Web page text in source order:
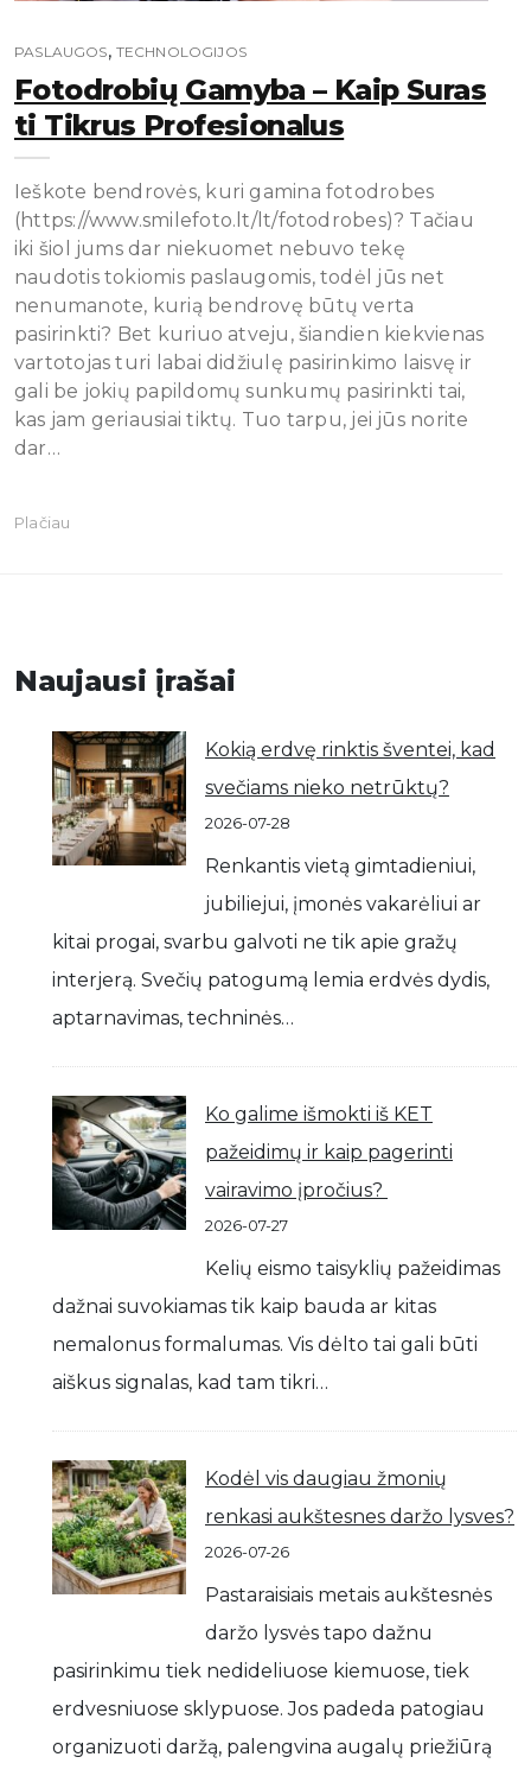
PASLAUGOS, TECHNOLOGIJOS
Fotodrobių Gamyba – Kaip Suras
Ti Tikrus Profesionalus
Ieškote bendrovės, kuri gamina fotodrobes
(https://www.smilefoto.lt/lt/fotodrobes)? Tačiau
iki šiol jums dar niekuomet nebuvo tekę
naudotis tokiomis paslaugomis, todėl jūs net
nenumanote, kurią bendrovę būtų verta
pasirinkti? Bet kuriuo atveju, šiandien kiekvienas
vartotojas turi labai didžiulę pasirinkimo laisvę ir
gali be jokių papildomų sunkumų pasirinkti tai,
kas jam geriausiai tiktų. Tuo tarpu, jei jūs norite
dar…
Plačiau
Naujausi įrašai
Kokią erdvę rinktis šventei, kad
svečiams nieko netrūktų?
2026-07-28
Renkantis vietą gimtadieniui,
jubiliejui, įmonės vakarėliui ar
kitai progai, svarbu galvoti ne tik apie gražų
interjerą. Svečių patogumą lemia erdvės dydis,
aptarnavimas, techninės…
Ko galime išmokti iš KET
pažeidimų ir kaip pagerinti
vairavimo įpročius?
2026-07-27
Kelių eismo taisyklių pažeidimas
dažnai suvokiamas tik kaip bauda ar kitas
nemalonus formalumas. Vis dėlto tai gali būti
aiškus signalas, kad tam tikri…
Kodėl vis daugiau žmonių
renkasi aukštesnes daržo lysves?
2026-07-26
Pastaraisiais metais aukštesnės
daržo lysvės tapo dažnu
pasirinkimu tiek nedideliuose kiemuose, tiek
erdvesniuose sklypuose. Jos padeda patogiau
organizuoti daržą, palengvina augalų priežiūrą